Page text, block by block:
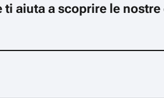
ti aiuta a scoprire le